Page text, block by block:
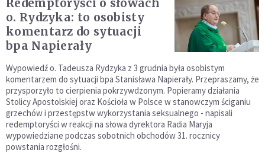
Redemptoryści o słowach
o. Rydzyka: to osobisty
komentarz do sytuacji
bpa Napierały
Wypowiedź o. Tadeusza Rydzyka z 3 grudnia była osobistym
komentarzem do sytuacji bpa Stanisława Napierały. Przepraszamy, że
przysporzyło to cierpienia pokrzywdzonym. Popieramy działania
Stolicy Apostolskiej oraz Kościoła w Polsce w stanowczym ściganiu
grzechów i przestępstw wykorzystania seksualnego - napisali
redemptoryści w reakcji na słowa dyrektora Radia Maryja
wypowiedziane podczas sobotnich obchodów 31. rocznicy
powstania rozgłośni.